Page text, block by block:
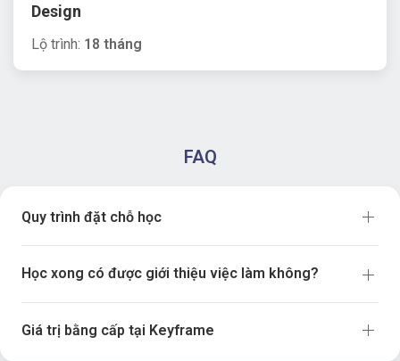
Design
Lộ trình: 18 tháng
FAQ
Quy trình đặt chỗ học
Học xong có được giới thiệu việc làm không?
Giá trị bằng cấp tại Keyframe